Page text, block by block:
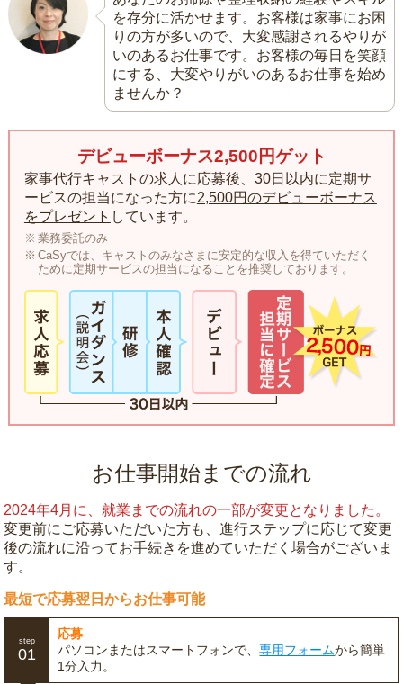
を存分に活かせます。お客様は家事にお困
りの方が多いので、大変感謝されるやりが
いのあるお仕事です。お客様の毎日を笑顔
にする、大変やりがいのあるお仕事を始め
ませんか？
デビューボーナス2,500円ゲット
家事代行キャストの求人に応募後、30日以内に定期サ
ービスの担当になった方に2,500円のデビューボーナス
をプレゼント しています。
業務委託のみ
CaSyでは、キャストのみなさまに安定的な収入を得ていただく
ために定期サービスの担当になることを推奨しております。
お仕事開始までの流れ
2024年4月に、就業までの流れの一部が変更となりました。
変更前にご応募いただいた方も、進行ステップに応じて変更
後の流れに沿ってお手続きを進めていただく場合がございま
す。
最短で応募翌日からお仕事可能
step
01
応募
パソコンまたはスマートフォンで、専用フォームから簡単
1分入力。